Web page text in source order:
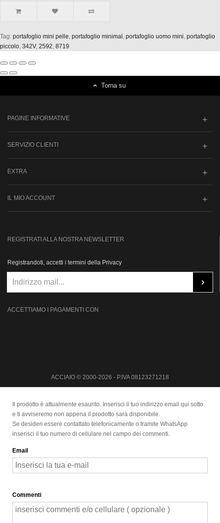
Tag: portafoglio mini pelle, portafoglio minimal , portafoglio uomo mini, portafoglio
piccolo, 342V, 2592, 8719
Torna su
PAGINE INFORMATIVE
SERVIZIO CLIENTI
EXTRA
IL MIO ACCOUNT
REGISTRATI ALLA NOSTRA NEWSLETTER
Registrandoti, accetti i termini della Privacy
ACCETTIAMO I PAGAMENTI CON
ACCIAIO © 2000-2026 - P.IVA 08123271218
Il prodotto è attualmente esaurito. Inserisci il tuo indirizzo email qui sotto
e ti avviseremo non appena il prodotto sarà disponibile.
Se desideri essere contattato telefonicamente o tramite WhatsApp
inserisci il tuo numero di cellulare nel campo dei commenti.
Email
Commenti